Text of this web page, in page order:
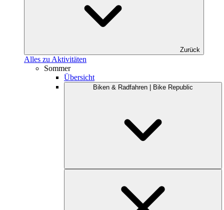
Zurück
Alles zu Aktivitäten
Sommer
Übersicht
Biken & Radfahren | Bike Republic